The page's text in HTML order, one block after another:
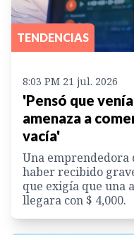
TENDENCIAS
8:03 PM 21 jul. 2026
'Pensó que
amenaza a
vacía'
Una emprendedora
haber recibido
que exigía que una
llegara con $ 4,000.